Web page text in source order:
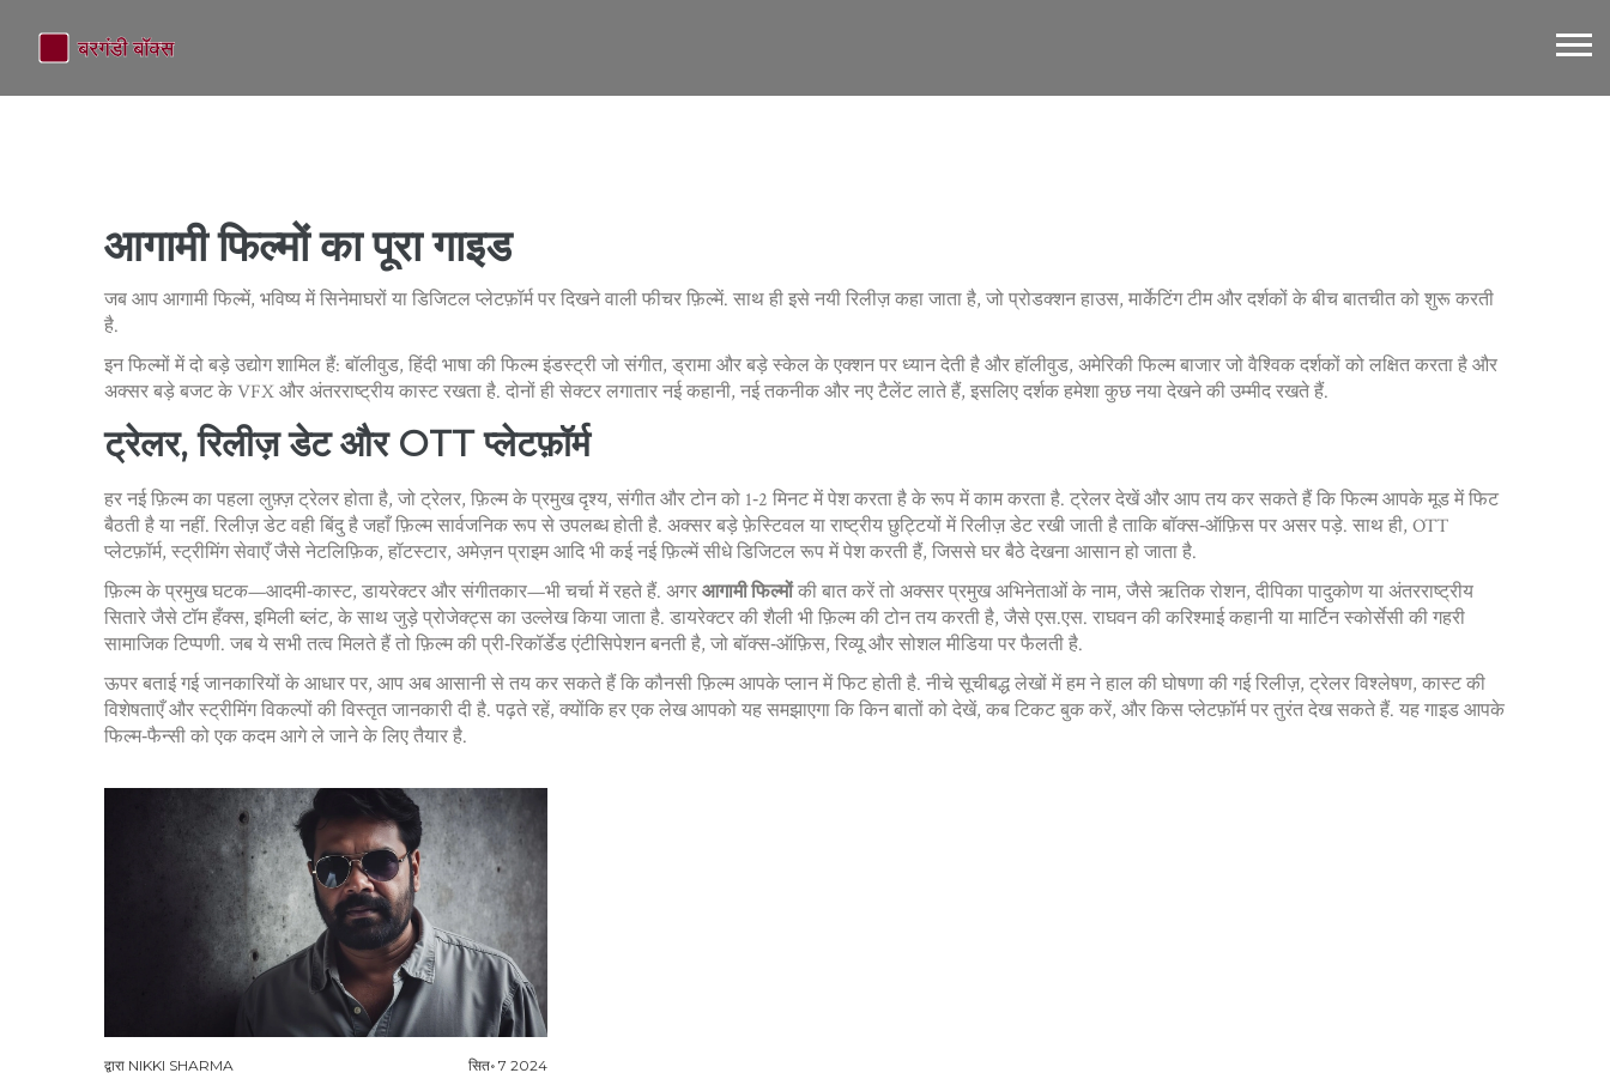
आगामी फिल्मों का पूरा गाइड
जब आपआगामी फिल्में, भविष्य में सिनेमाघरों या डिजिटल प्लेटफ़ॉर्म पर दिखने वाली फीचर फ़िल्में. साथ ही इसेनयी रिलीज़कहा जाता है, जोप्रोडक्शन हाउस, मार्केटिंग टीम और दर्शकों के बीच बातचीत को शुरू करती
है.
इन फिल्मों में दो बड़े उद्योग शामिल हैं: बॉलीवुड, हिंदी भाषा की फिल्म इंडस्ट्री जो संगीत, ड्रामा और बड़े स्केल के एक्शन पर ध्यान देती हैऔरहॉलीवुड, अमेरिकी फिल्म बाजार जो वैश्विक दर्शकों को लक्षित करता है और
अक्सर बड़े बजट के VFX और अंतरराष्ट्रीय कास्ट रखता है. दोनों ही सेक्टर लगातार नई कहानी, नई तकनीक और नए टैलेंट लाते हैं, इसलिए दर्शक हमेशा कुछ नया देखने की उम्मीद रखते हैं.
ट्रेलर, रिलीज़ डेट और OTT प्लेटफ़ॉर्म
हर नई फ़िल्म का पहला लुफ़्ज़ ट्रेलर होता है, जोट्रेलर, फ़िल्म के प्रमुख दृश्य, संगीत और टोन को 1‑2 मिनट में पेश करता हैके रूप में काम करता है. ट्रेलर देखें और आप तय कर सकते हैं कि फिल्म आपके मूड में फिट
बैठती है या नहीं. रिलीज़ डेट वही बिंदु है जहाँ फ़िल्म सार्वजनिक रूप से उपलब्ध होती है. अक्सर बड़े फ़ेस्टिवल या राष्ट्रीय छुट्टियों में रिलीज़ डेट रखी जाती है ताकि बॉक्स‑ऑफ़िस पर असर पड़े. साथ ही, OTT
प्लेटफ़ॉर्म, स्ट्रीमिंग सेवाएँ जैसे नेटलिफ़िक, हॉटस्टार, अमेज़न प्राइम आदिभी कई नई फ़िल्में सीधे डिजिटल रूप में पेश करती हैं, जिससे घर बैठे देखना आसान हो जाता है.
फ़िल्म के प्रमुख घटक—आदमी‑कास्ट, डायरेक्टर और संगीतकार—भी चर्चा में रहते हैं. अगरआगामी फिल्मोंकी बात करें तो अक्सर प्रमुख अभिनेताओं के नाम, जैसे ऋतिक रोशन, दीपिका पादुकोण या अंतरराष्ट्रीय
सितारे जैसे टॉम हँक्स, इमिली ब्लंट, के साथ जुड़े प्रोजेक्ट्स का उल्लेख किया जाता है. डायरेक्टर की शैली भी फ़िल्म की टोन तय करती है, जैसे एस.एस. राघवन की करिश्माई कहानी या मार्टिन स्कोर्सेसी की गहरी
सामाजिक टिप्पणी. जब ये सभी तत्व मिलते हैं तो फ़िल्म की प्री‑रिकॉर्डेड एंटीसिपेशन बनती है, जो बॉक्स‑ऑफ़िस, रिव्यू और सोशल मीडिया पर फैलती है.
ऊपर बताई गई जानकारियों के आधार पर, आप अब आसानी से तय कर सकते हैं कि कौनसी फ़िल्म आपके प्लान में फिट होती है. नीचे सूचीबद्ध लेखों में हम ने हाल की घोषणा की गई रिलीज़, ट्रेलर विश्लेषण, कास्ट की
विशेषताएँ और स्ट्रीमिंग विकल्पों की विस्तृत जानकारी दी है. पढ़ते रहें, क्योंकि हर एक लेख आपको यह समझाएगा कि किन बातों को देखें, कब टिकट बुक करें, और किस प्लेटफ़ॉर्म पर तुरंत देख सकते हैं. यह गाइड आपके
फिल्म‑फैन्सी को एक कदम आगे ले जाने के लिए तैयार है.
द्वारा NIKKI SHARMA सित॰ 7 2024